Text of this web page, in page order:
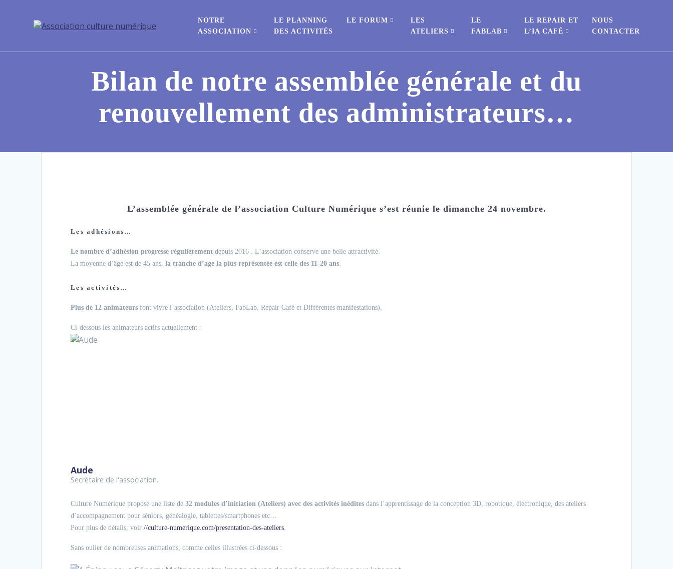
NOTRE
ASSOCIATION
LE PLANNING
DES ACTIVITÉS
LE FORUM
LES
ATELIERS
LE
FABLAB
LE REPAIR ET
L’IA CAFÉ
NOUS
CONTACTER
Bilan de notre assemblée générale et du
renouvellement des administrateurs…
L’assemblée générale de l’association Culture Numérique s’est réunie le dimanche 24 novembre.
Les adhésions…
Le nombre d’adhésion progresse régulièrement depuis 2016 . L’association conserve une belle attractivité.
La moyenne d’âge est de 45 ans,la tranche d’age la plus représentée est celle des 11-20 ans
Les activités…
Plus de 12 animateurs font vivre l’association (Ateliers, FabLab, Repair Café et Différentes manifestations).
Ci-dessous les animateurs actifs actuellement :
Aude
Secrétaire de l'association.
Culture Numérique propose une liste de32 modules d’initiation (Ateliers) avec des activités inédites dans l’apprentissage de la conception 3D, robotique, électronique, des ateliers
d’accompagnement pour séniors, généalogie, tablettes/smartphones etc…
Pour plus de détails, voir//culture-numerique.com/presentation-des-ateliers
Sans oulier de nombreuses animations, comme celles illustrées ci-dessous :